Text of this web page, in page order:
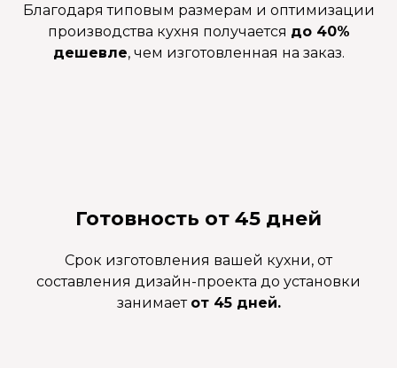
Благодаря типовым размерам и оптимизации
производства кухня получается до 40%
дешевле, чем изготовленная на заказ.
Готовность от 45 дней
Срок изготовления вашей кухни, от
составления дизайн-проекта до установки
занимает от 45 дней.